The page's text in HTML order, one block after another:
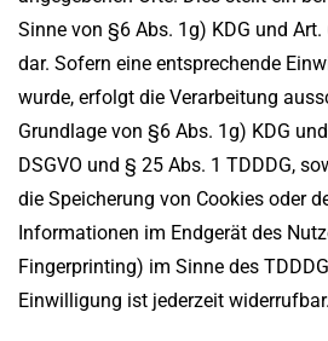
Sinne von §6 Abs. 1g) KDG und
dar. Sofern eine entsprechende
wurde, erfolgt die Verarbeitung
Grundlage von §6 Abs. 1g) KDG
DSGVO und § 25 Abs. 1 TDDDG,
die Speicherung von Cookies oder
Informationen im Endgerät des
Fingerprinting) im Sinne des
Einwilligung ist jederzeit widerrufbar.